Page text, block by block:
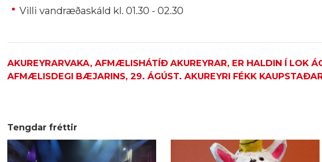
Villi vandræðaskáld kl. 01.30 - 02.30
AKUREYRARVAKA, AFMÆLISHÁTÍÐ AKUREYRAR, ER HALDIN Í LOK
AFMÆLISDEGI BÆJARINS, 29. ÁGÚST. AKUREYRI FÉKK
Tengdar fréttir